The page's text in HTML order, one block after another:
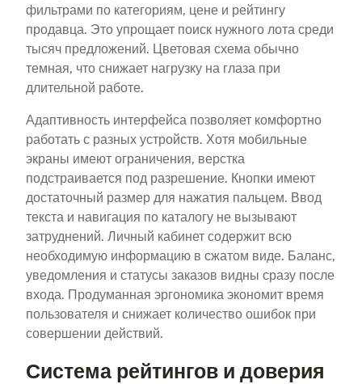
фильтрами по категориям, цене и рейтингу
продавца. Это упрощает поиск нужного лота среди
тысяч предложений. Цветовая схема обычно
темная, что снижает нагрузку на глаза при
длительной работе.
Адаптивность интерфейса позволяет комфортно
работать с разных устройств. Хотя мобильные
экраны имеют ограничения, верстка
подстраивается под разрешение. Кнопки имеют
достаточный размер для нажатия пальцем. Ввод
текста и навигация по каталогу не вызывают
затруднений. Личный кабинет содержит всю
необходимую информацию в сжатом виде. Баланс,
уведомления и статусы заказов видны сразу после
входа. Продуманная эргономика экономит время
пользователя и снижает количество ошибок при
совершении действий.
Система рейтингов и доверия